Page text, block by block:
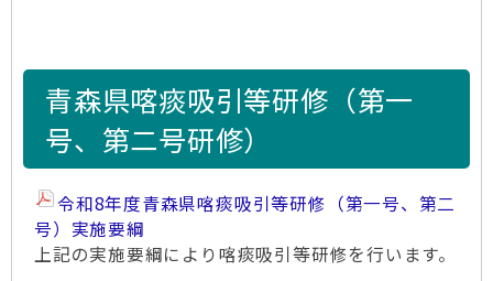
青森県喀痰吸引等研修（第一
号、第二号研修）
令和8年度青森県喀痰吸引等研修（第一号、第二
号）実施要綱
上記の実施要綱により喀痰吸引等研修を行います。